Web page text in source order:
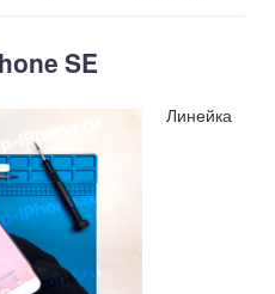
SE
Линейка